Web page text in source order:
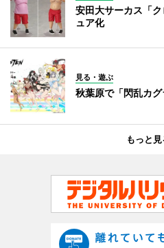
安田大サーカス「
ュア化
見る・遊ぶ
秋葉原で「閃乱カ
もっと見